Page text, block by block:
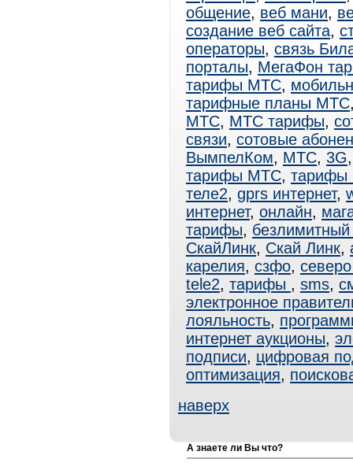
общение, веб мани,
создание веб сайта,
операторы, связь
порталы, МегаФон
тарифы МТС,
тарифные планы МТС
МТС, МТС тарифы,
связи, сотовые
ВымпелКом, МТС, 3G
тарифы МТС, тарифы
теле2, gprs интернет,
интернет, онлайн,
тарифы,
СкайЛинк, Скай Линк,
карелия, сзфо,
tele2, тарифы , sms,
электронное
лояльность,
интернет аукционы,
подписи, цифровая
оптимизация,
наверх
А знаете ли Вы что?